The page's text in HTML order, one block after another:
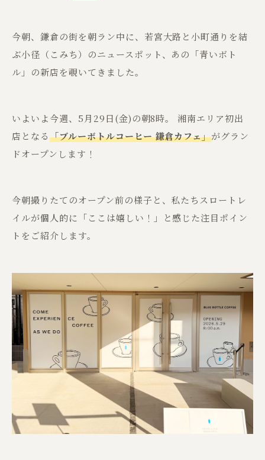
今朝、鎌倉の街を朝ラン中に、若宮大路と小町通りを結
ぶ小径（こみち）のニュースポット、あの「青いボト
ル」の新店を覗いてきました。
いよいよ今週、5月29日(金)の朝8時。 湘南エリア初出
店となる「ブルーボトルコーヒー 鎌倉カフェ」がグラン
ドオープンします！
今朝撮りたてのオープン前の様子と、私たちスロートレ
イルが個人的に「ここは嬉しい！」と感じた注目ポイン
トをご紹介します。